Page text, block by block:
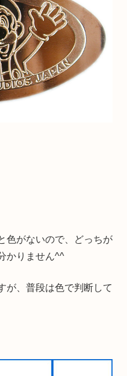
色がないので、どっちが
かりません^^
が、普段は色で判断して